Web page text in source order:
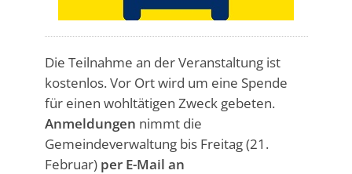
Die Teilnahme an der Veranstaltung ist
kostenlos. Vor Ort wird um eine Spende
für einen wohltätigen Zweck gebeten.
Anmeldungen nimmt die
Gemeindeverwaltung bis Freitag (21.
Februar) per E-Mail an